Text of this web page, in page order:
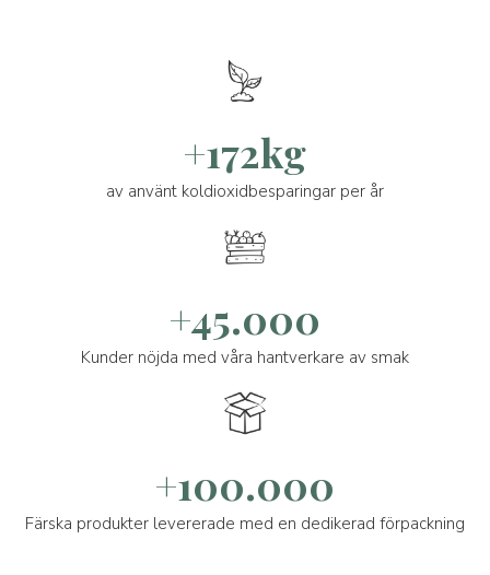
+172kg
av använt koldioxidbesparingar per år
+45.000
Kunder nöjda med våra hantverkare av smak
+100.000
Färska produkter levererade med en dedikerad förpackning